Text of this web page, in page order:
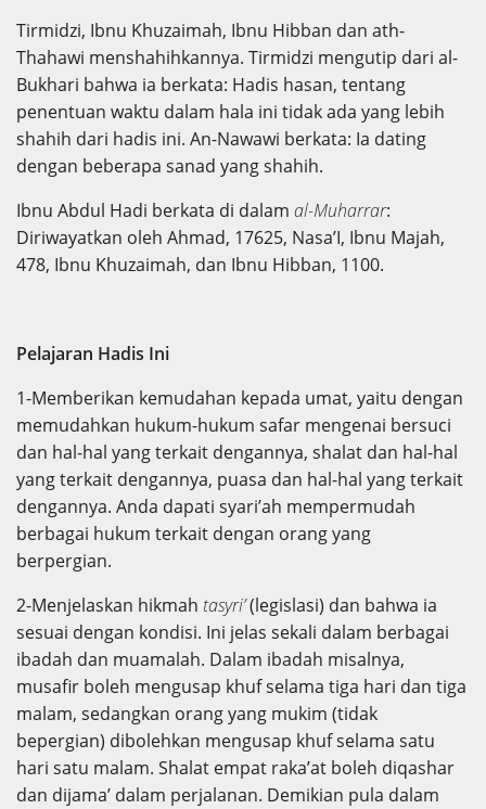
Tirmidzi, Ibnu Khuzaimah, Ibnu Hibban dan ath-
Thahawi menshahihkannya. Tirmidzi mengutip dari al-
Bukhari bahwa ia berkata: Hadis hasan, tentang
penentuan waktu dalam hala ini tidak ada yang lebih
shahih dari hadis ini. An-Nawawi berkata: Ia dating
dengan beberapa sanad yang shahih.
Ibnu Abdul Hadi berkata di dalam al-Muharrar:
Diriwayatkan oleh Ahmad, 17625, Nasa’I, Ibnu Majah,
478, Ibnu Khuzaimah, dan Ibnu Hibban, 1100.
Pelajaran Hadis Ini
1-Memberikan kemudahan kepada umat, yaitu dengan
memudahkan hukum-hukum safar mengenai bersuci
dan hal-hal yang terkait dengannya, shalat dan hal-hal
yang terkait dengannya, puasa dan hal-hal yang terkait
dengannya. Anda dapati syari’ah mempermudah
berbagai hukum terkait dengan orang yang
berpergian.
2-Menjelaskan hikmah tasyri’(legislasi) dan bahwa ia
sesuai dengan kondisi. Ini jelas sekali dalam berbagai
ibadah dan muamalah. Dalam ibadah misalnya,
musafir boleh mengusap khuf selama tiga hari dan tiga
malam, sedangkan orang yang mukim (tidak
bepergian) dibolehkan mengusap khuf selama satu
hari satu malam. Shalat empat raka’at boleh diqashar
dan dijama’ dalam perjalanan. Demikian pula dalam